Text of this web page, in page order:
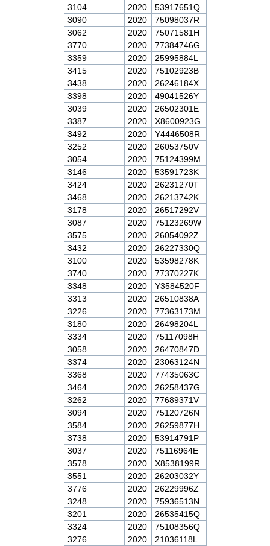
3104
2020
53917651Q
3090
2020
75098037R
3062
2020
75071581H
3770
2020
77384746G
3359
2020
25995884L
3415
2020
75102923B
3438
2020
26246184X
3398
2020
49041526Y
3039
2020
26502301E
3387
2020
X8600923G
3492
2020
Y4446508R
3252
2020
26053750V
3054
2020
75124399M
3146
2020
53591723K
3424
2020
26231270T
3468
2020
26213742K
3178
2020
26517292V
3087
2020
75123269W
3575
2020
26054092Z
3432
2020
26227330Q
3100
2020
53598278K
3740
2020
77370227K
3348
2020
Y3584520F
3313
2020
26510838A
3226
2020
77363173M
3180
2020
26498204L
3334
2020
75117098H
3058
2020
26470847D
3374
2020
23063124N
3368
2020
77435063C
3464
2020
26258437G
3262
2020
77689371V
3094
2020
75120726N
3584
2020
26259877H
3738
2020
53914791P
3037
2020
75116964E
3578
2020
X8538199R
3551
2020
26203032Y
3776
2020
26229996Z
3248
2020
75936513N
3201
2020
26535415Q
3324
2020
75108356Q
3276
2020
21036118L